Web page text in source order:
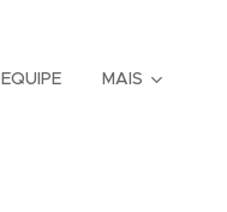
EQUIPE MAIS